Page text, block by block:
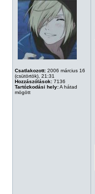
Csatlakozott: 2006 március 16
(csütörtök), 21:31
Hozzászólások: 7136
Tartózkodási hely:A hátad
mögött